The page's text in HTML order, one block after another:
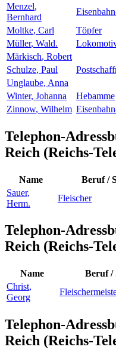
Menzel,
Bernhard
Moltke, Carl
Töpfer
Müller, Wald.
Märkisch, Robert
Schulze, Paul
Unglaube, Anna
Winter, Johanna
Hebamme
Zinnow, Wilhelm
Telephon-
Reich (Reichs-
Name
Beruf /
Sauer,
Herm.
Fleischer
Telephon-
Reich (Reichs-
Name
Beruf /
Christ,
Georg
Telephon-
Reich (Reichs-